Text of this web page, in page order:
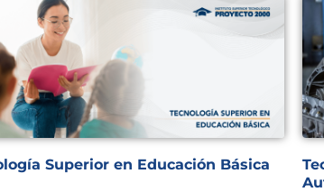
Superior en Educación Básica